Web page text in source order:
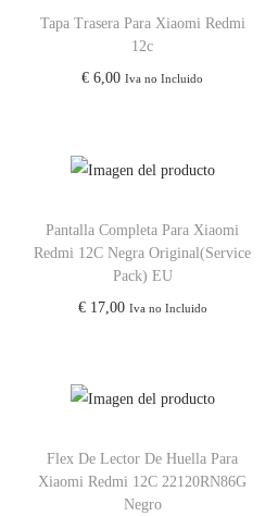
Tapa Trasera Para Xiaomi Redmi
12c
€ 6,00 Iva no Incluido
Pantalla Completa Para Xiaomi
Redmi 12C Negra Original(Service
Pack) EU
€17,00 Iva no Incluido
Flex De Lector De Huella Para
Xiaomi Redmi 12C 22120RN86G
Negro